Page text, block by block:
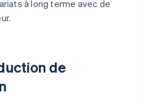
à long terme avec de
de